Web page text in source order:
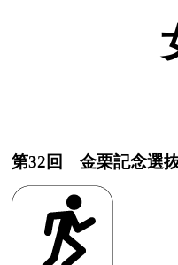
第32回 金栗記念選